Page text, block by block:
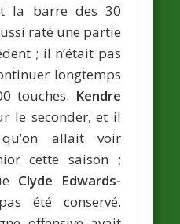
la barre des 30
raté une partie
; il n’était pas
longtemps
touches. Kendre
le seconder, et il
allait voir
cette saison ;
Clyde Edwards-
été conservé.